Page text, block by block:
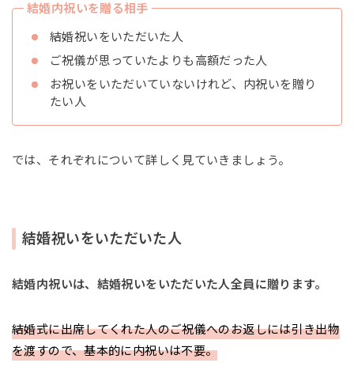
結婚内祝いを贈る相手
結婚祝いをいただいた人
ご祝儀が思っていたよりも高額だった人
お祝いをいただいていないけれど、内祝いを贈り
たい人
では、それぞれについて詳しく見ていきましょう。
結婚祝いをいただいた人
結婚内祝いは、結婚祝いをいただいた人全員に贈ります。
結婚式に出席してくれた人のご祝儀へのお返しには引き出物
を渡すので、基本的に内祝いは不要。